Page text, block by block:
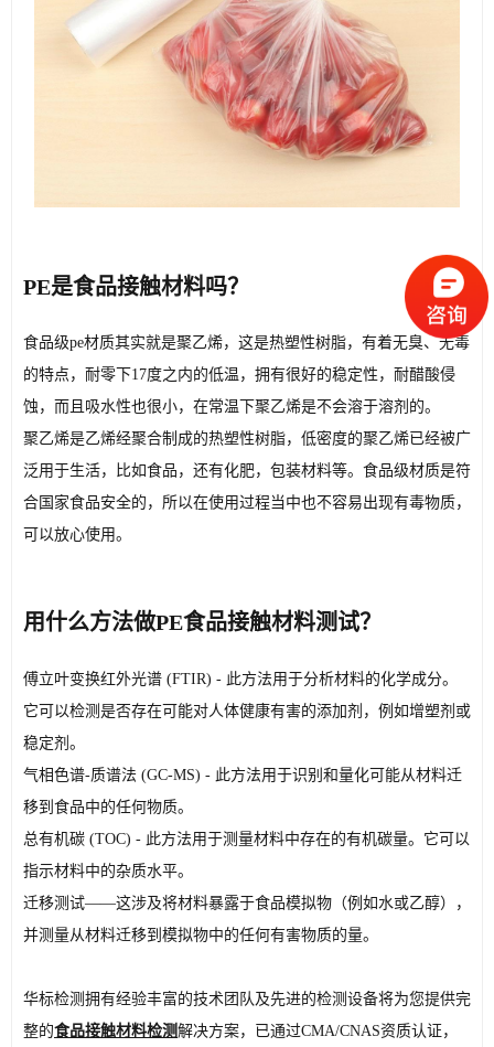
PE是食品接触材料吗？
食品级pe材质其实就是聚乙烯，这是热塑性树脂，有着无臭、无毒
的特点，耐零下17度之内的低温，拥有很好的稳定性，耐醋酸侵
蚀，而且吸水性也很小，在常温下聚乙烯是不会溶于溶剂的。
聚乙烯是乙烯经聚合制成的热塑性树脂，低密度的聚乙烯已经被广
泛用于生活，比如食品，还有化肥，包装材料等。食品级材质是符
合国家食品安全的，所以在使用过程当中也不容易出现有毒物质，
可以放心使用。
用什么方法做PE食品接触材料测试？
傅立叶变换红外光谱 (FTIR) - 此方法用于分析材料的化学成分。
它可以检测是否存在可能对人体健康有害的添加剂，例如增塑剂或
稳定剂。
气相色谱-质谱法 (GC-MS) - 此方法用于识别和量化可能从材料迁
移到食品中的任何物质。
总有机碳 (TOC) - 此方法用于测量材料中存在的有机碳量。它可以
指示材料中的杂质水平。
迁移测试——这涉及将材料暴露于食品模拟物（例如水或乙醇），
并测量从材料迁移到模拟物中的任何有害物质的量。
华标检测拥有经验丰富的技术团队及先进的检测设备将为您提供完
整的食品接触材料检测解决方案，已通过CMA/CNAS资质认证，